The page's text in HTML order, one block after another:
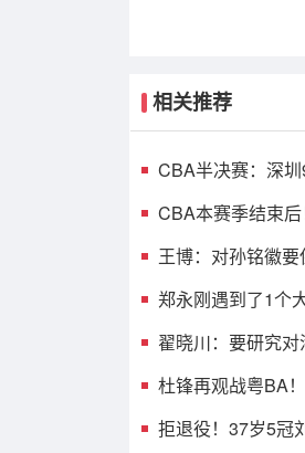
相关推荐
CBA半决赛：深
CBA本赛季结束
王博：对孙铭徽
郑永刚遇到了1个
翟晓川：要研究
杜锋再观战粤BA
拒退役！37岁5冠